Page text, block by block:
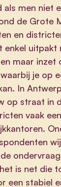
als men niet
de Grote
en
enkel uitpakt
maar inzet
je op
In
op straat in
vaak
is net die
een stabiel